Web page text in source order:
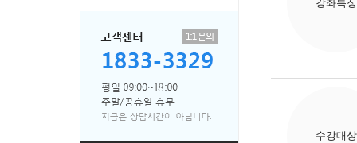
강좌특징
수강대상